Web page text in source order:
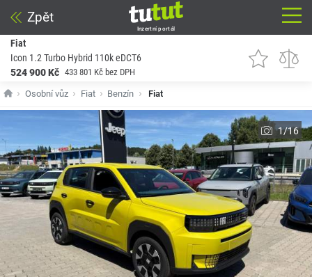
Zpět
Inzertní portál
Fiat
Icon 1.2 Turbo Hybrid 110k eDCT6
524 900 Kč 433 801 Kč bez DPH
Osobní vůz Fiat Benzín Fiat
1/16